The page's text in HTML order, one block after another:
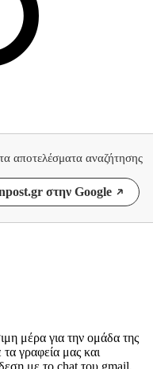
αποτελέσματα αναζήτησης
στην Google
μέρα για την ομάδα της
γραφεία μας και
με το chat του gmail,